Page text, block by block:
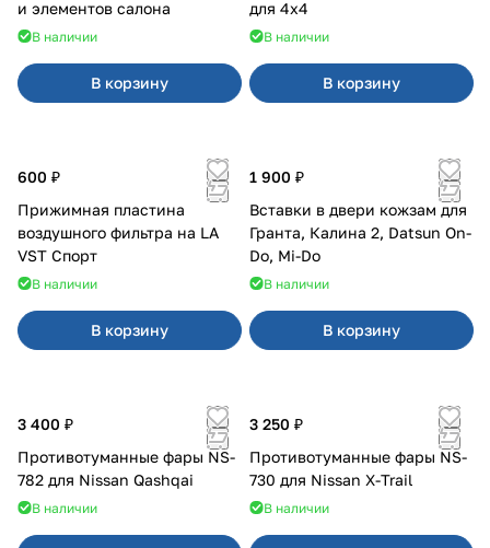
и элементов салона
В наличии
В корзину
для 4x4
В наличии
В корзину
600 ₽
Прижимная пластина
воздушного фильтра на LA
VST Спорт
В наличии
В корзину
1 900 ₽
Вставки в двери кожзам для
Гранта, Калина 2, Datsun On-
Do, Mi-Do
В наличии
В корзину
3 400 ₽
Противотуманные фары NS-
782 для Nissan Qashqai
В наличии
3 250 ₽
Противотуманные фары NS-
730 для Nissan X-Trail
В наличии